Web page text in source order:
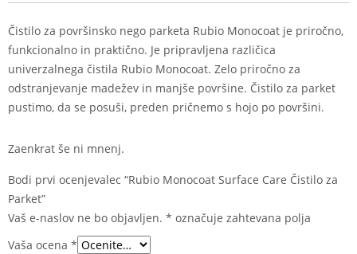
Čistilo za površinsko nego parketa Rubio Monocoat je priročno,
funkcionalno in praktično. Je pripravljena različica
univerzalnega čistila Rubio Monocoat. Zelo priročno za
odstranjevanje madežev in manjše površine. Čistilo za parket
pustimo, da se posuši, preden pričnemo s hojo po površini.
Zaenkrat še ni mnenj.
Bodi prvi ocenjevalec “Rubio Monocoat Surface Care Čistilo za
Parket”
Vaš e-naslov ne bo objavljen. * označuje zahtevana polja
Vaša ocena *